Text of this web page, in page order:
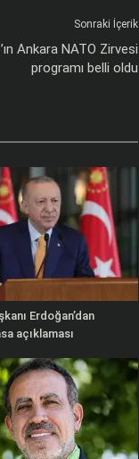
Sonraki İçerik
Ankara NATO Zirvesi
programı belli oldu
Erdoğan’dan
açıklaması